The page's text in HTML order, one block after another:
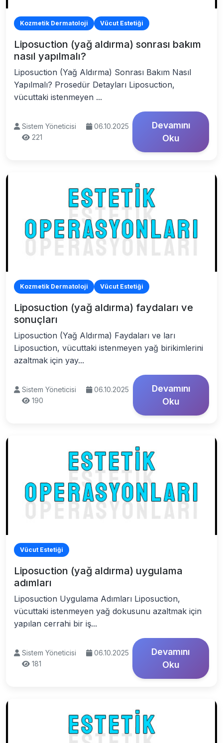
Kozmetik Dermatoloji Vücut Estetiği
Liposuction (yağ aldırma) sonrası bakım
nasıl yapılmalı?
Liposuction (Yağ Aldırma) Sonrası Bakım Nasıl
Yapılmalı? Prosedür Detayları Liposuction,
vücuttaki istenmeyen ...
Sistem Yöneticisi
06.10.2025
221
Devamını
Oku
Kozmetik Dermatoloji Vücut Estetiği
Liposuction (yağ aldırma) faydaları ve
sonuçları
Liposuction (Yağ Aldırma) Faydaları ve ları
Liposuction, vücuttaki istenmeyen yağ birikimlerini
azaltmak için yay...
Sistem Yöneticisi
06.10.2025
190
Devamını
Oku
Vücut Estetiği
Liposuction (yağ aldırma) uygulama
adımları
Liposuction Uygulama Adımları Liposuction,
vücuttaki istenmeyen yağ dokusunu azaltmak için
yapılan cerrahi bir iş...
Sistem Yöneticisi
06.10.2025
181
Devamını
Oku